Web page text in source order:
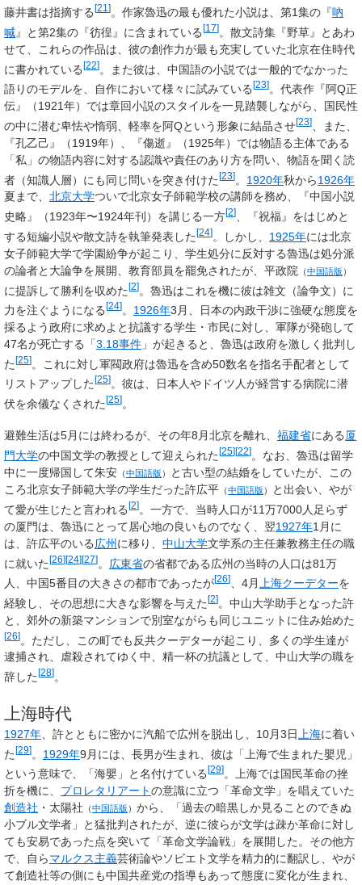
藤井書は指摘する [21 ] 。作家魯迅の最も優れた小説は、第1集の『吶
喊』と第2集の『彷徨』に含まれている[17]。散文詩集『野草』とあわ
せて、これらの作品は、彼の創作力が最も充実していた北京在住時代
に書かれている[22]。また彼は、中国語の小説では一般的でなかった
語りのモデルを、自作において様々に試みている [23] 。代表作『阿Q正
伝』（1921年）では章回小説のスタイルを一見踏襲しながら、国民性
の中に潜む卑怯や惰弱、軽率を阿Qという形象に結晶させ[23]
、また、
『孔乙己』（1919年）、『傷逝』（1925年）では物語る主体である
「私」の物語内容に対する認識や責任のあり方を問い、物語を聞く読
者（知識人層）にも同じ問いを突き付けた[23]。 1920年秋から1926年
夏まで、 北京大学ついで北京女子師範学校の講師を務め、『中国小説
史略』（1923年〜1924年刊）を講じる一方[2]
、『祝福』をはじめと
する短編小説や散文詩を執筆発表した[24]。しかし、 1925年には北京
女子師範大学で学園紛争が起こり、学生処分に反対する魯迅は処分派
の論者と大論争を展開、教育部員を罷免されたが、 平政院 （中国語版 ）
に提訴して勝利を収めた[2]
。魯迅はこれを機に彼は雑文（論争文）に
力を注ぐようになる [24] 。 1926年3月、日本の内政干渉に強硬な態度を
採るよう政府に求めよと抗議する学生・市民に対し、軍隊が発砲して
47名が死亡する「3.18事件 」が起きると、魯迅は政府を激しく批判し
た[25]。これに対し軍閥政府は魯迅を含め50数名を指名手配者として
リストアップした [25] 。彼は、日本人やドイツ人が経営する病院に潜
伏を余儀なくされた [25] 。
避難生活は5月には終わるが、その年8月北京を離れ、 福建省にある厦
門大学の中国文学の教授として迎えられた [25][22] 。なお、魯迅は留学
中に一度帰国して朱安 （中国語版 ）
と古い型の結婚をしていたが、この
ころ北京女子師範大学の学生だった許広平 （中国語版 ）
と出会い、やが
て愛が生じたと言われる [2] 。一方で、当時人口が11万7000人足らず
の厦門は、魯迅にとって居心地の良いものでなく、翌1927年1月に
は、許広平のいる広州 に移り、 中山大学文学系の主任兼教務主任の職
に就いた[26][24][27]。 広東省の省都である広州の当時の人口は81万
人、中国5番目の大きさの都市であったが[26] 、4月 上海クーデターを
経験し、その思想に大きな影響を与えた[2]。中山大学助手となった許
と、郊外の新築マンションで別室ながらも同じユニットに住み始めた
[26]。ただし、この町でも反共クーデターが起こり、多くの学生達が
逮捕され、虐殺されてゆく中、精一杯の抗議として、中山大学の職を
辞した [28] 。
上海時代
1927年 、許とともに密かに汽船で広州を脱出し、10月3日 上海に着い
た[29]。 1929年9月には、長男が生まれ、彼は「上海で生まれた嬰児」
という意味で、「海嬰」と名付けている [29] 。上海では国民革命の挫
折を機に、 プロレタリアートの意識に立つ「革命文学」を唱えていた
創造社 ・ 太陽社 （中国語版 ） から、「過去の暗黒しか見ることのできぬ
小ブル文学者」と猛批判されたが、逆に彼らが文学は疎か革命に対し
ても安易であった点を突いて「革命文学論戦」を展開した。その他方
で、自らマルクス主義芸術論やソビエト文学を精力的に翻訳し、やが
て創造社等の側にも中国共産党の指導もあって態度に変化が生まれ、